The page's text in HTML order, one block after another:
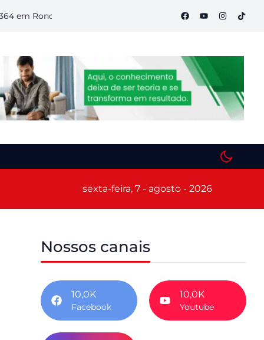
Rondônia Semana S do Comércio começa hoje em Porto
sexta-feira, 7 - agosto - 2026
Nossos canais
10,0K
Facebook
10,0K
Youtube